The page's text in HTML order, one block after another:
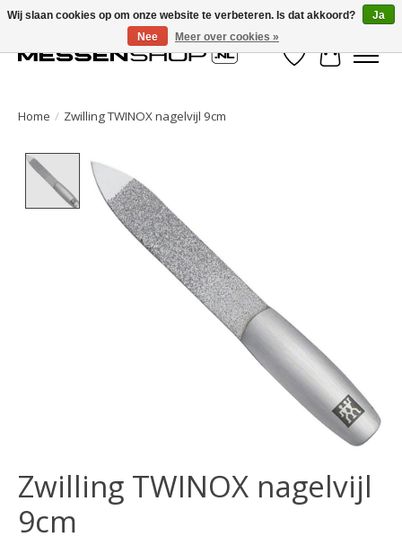
Verlanglijst
Home / Zwilling TWINOX nagelvijl 9cm
Product image slideshow Items
Zwilling TWINOX nagelvijl
9cm
Wij slaan cookies op om onze website te verbeteren. Is dat akkoord?
Ja
Nee
Meer over cookies »